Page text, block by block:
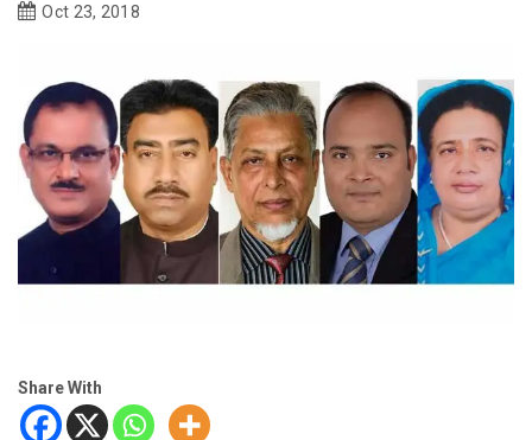
Oct 23, 2018
Share With